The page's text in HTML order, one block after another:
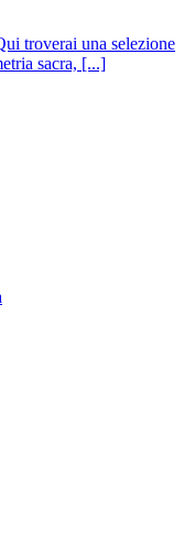
troverai una selezione
sacra, [...]